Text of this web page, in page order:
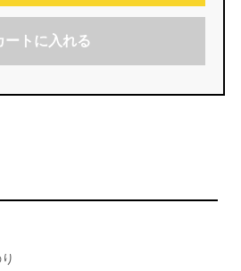
ートに入れる